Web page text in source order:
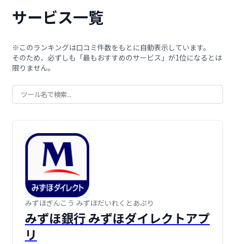
サービス一覧
※このランキングは口コミ件数をもとに自動表示しています。
そのため、必ずしも「最もおすすめのサービス」が1位になるとは
限りません。
みずほぎんこう みずほだいれくとあぷり
みずほ銀行 みずほダイレクトアプ
リ